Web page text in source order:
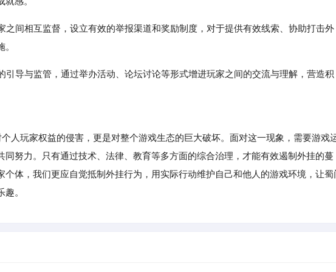
之间相互监督，设立有效的举报渠道和奖励制度，对于提供有效线索、协助打击外
引导与监管，通过举办活动、论坛讨论等形式增进玩家之间的交流与理解，营造积
玩家权益的侵害，更是对整个游戏生态的巨大破坏。面对这一现象，需要游戏
同努力。只有通过技术、法律、教育等多方面的综合治理，才能有效遏制外挂的蔓
个体，我们更应自觉抵制外挂行为，用实际行动维护自己和他人的游戏环境，让蜀
。